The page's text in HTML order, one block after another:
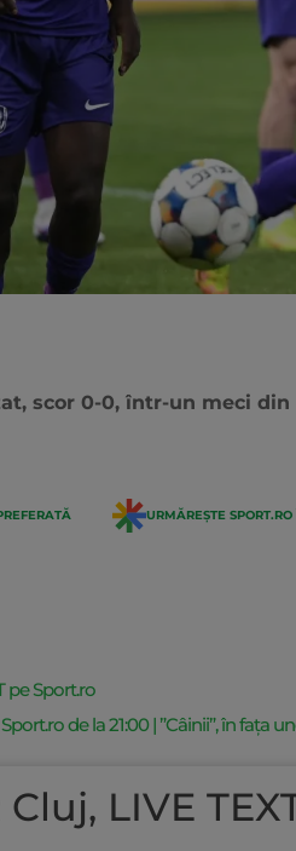
scor 0-0, într-un meci
URMĂREȘTE
pe Sport.ro
de la 21:00 | ”Câinii”, în fața
LIVE